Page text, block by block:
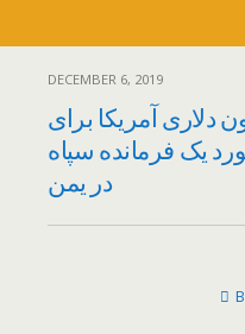
DECEMBER 6, 2019
میلیون دلاری آمریکا برای
یک فرمانده سپاه
در یمن